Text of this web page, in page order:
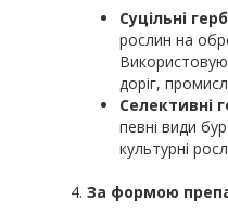
Суцільні
рослин на
доріг,
Селективні
певні види
культурні
За формою